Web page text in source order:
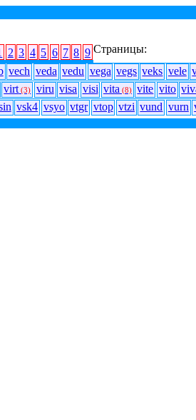
Страницы:
2 3 4 5 6 7 8 9
vech veda vedu vega vegs veks vele
virt (3) viru visa visi vita (8) vite vito
vsk4 vsyo vtgr vtop vtzi vund vurn